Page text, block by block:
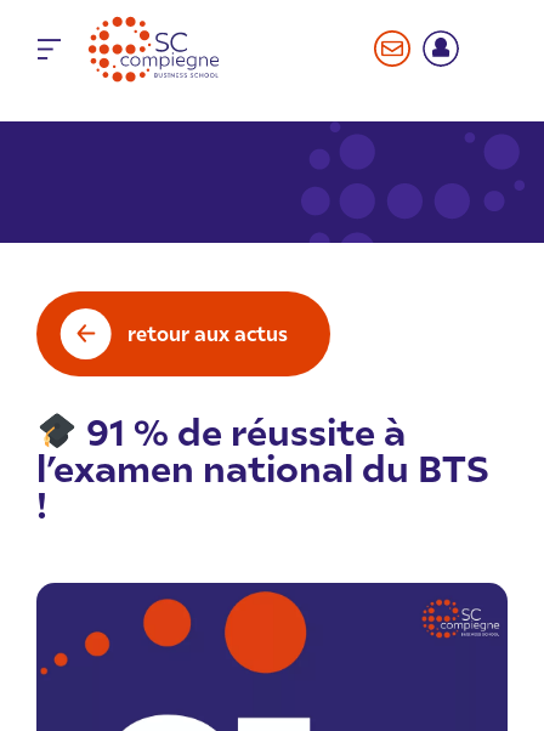
retour aux actus
91 % de réussite à
l’examen national du BTS
!